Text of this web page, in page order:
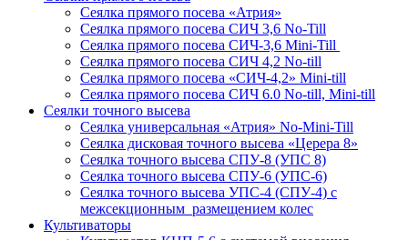
Сеялка прямого посева «Атрия»
Сеялка прямого посева СИЧ 3,6 No-Till
Сеялка прямого посева СИЧ-3,6 Mini-Till
Сеялка прямого посева СИЧ 4,2 No-till
Сеялка прямого посева «СИЧ-4,2» Mini-till
Сеялка прямого посева СИЧ 6.0 No-till, Mini-till
Сеялки точного высева
Сеялка универсальная «Атрия» No-Mini-Till
Сеялка дисковая точного высева «Церера 8»
Сеялка точного высева СПУ-8 (УПС 8)
Сеялка точного высева СПУ-6 (УПС-6)
Сеялка точного высева УПС-4 (СПУ-4) с
межсекционным размещением колес
Культиваторы